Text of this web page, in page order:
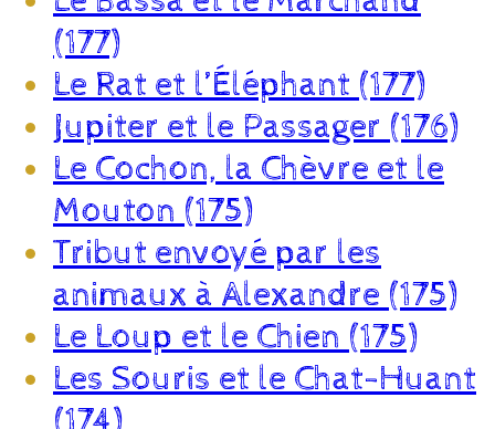
(177)
Le Rat et l’Éléphant (177)
Jupiter et le Passager (176)
Le Cochon, la Chèvre et le
Mouton (175)
Tribut envoyé par les
animaux à Alexandre (175)
Le Loup et le Chien (175)
Les Souris et le Chat-Huant